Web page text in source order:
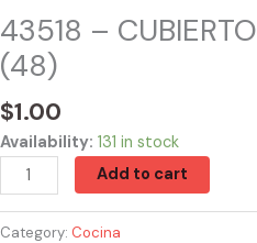
43518 –
(48)
$1.00
Availability: 131 in stock
Add to cart
Category: Cocina